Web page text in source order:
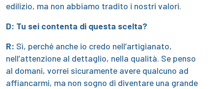
edilizio, ma non abbiamo tradito i nostri valori.
D: Tu sei contenta di questa scelta?
R: Sì, perché anche io credo nell’artigianato,
nell’attenzione al dettaglio, nella qualità. Se penso
al domani, vorrei sicuramente avere qualcuno ad
affiancarmi, ma non sogno di diventare una grande